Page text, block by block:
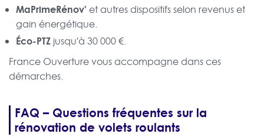
MaPrimeRénov' et autres dispositifs selon revenus et
gain énergétique.
Éco-PTZ jusqu'à 30 000 €.
France Ouverture vous accompagne dans ces
démarches.
FAQ – Questions fréquentes sur la
rénovation de volets roulants